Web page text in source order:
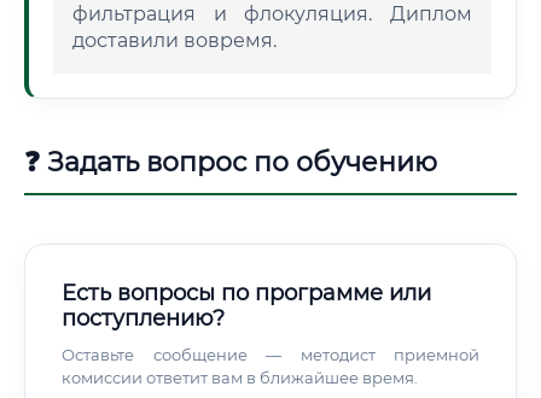
фильтрация и флокуляция. Диплом
доставили вовремя.
❓ Задать вопрос по обучению
Есть вопросы по программе или
поступлению?
Оставьте сообщение — методист приемной
комиссии ответит вам в ближайшее время.